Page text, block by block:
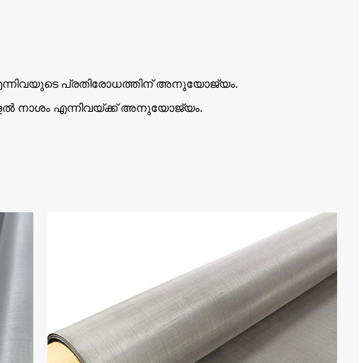
പ്രതിരോധത്തിന് അനുയോജ്യം.
നാശം എന്നിവയ്ക്ക് അനുയോജ്യം.